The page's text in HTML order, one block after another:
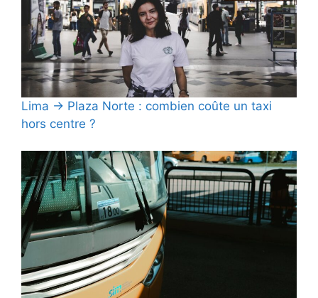
Lima → Plaza Norte : combien coûte un taxi
hors centre ?